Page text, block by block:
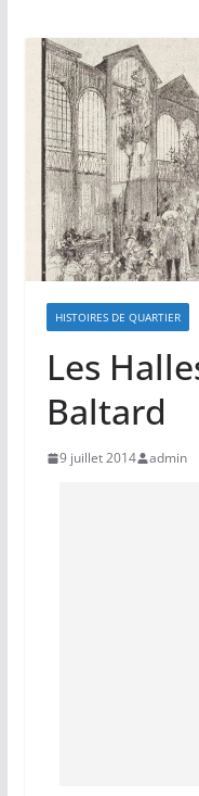
HISTOIRES DE QUARTIER
Les
Baltard
9 juillet 2014 admin